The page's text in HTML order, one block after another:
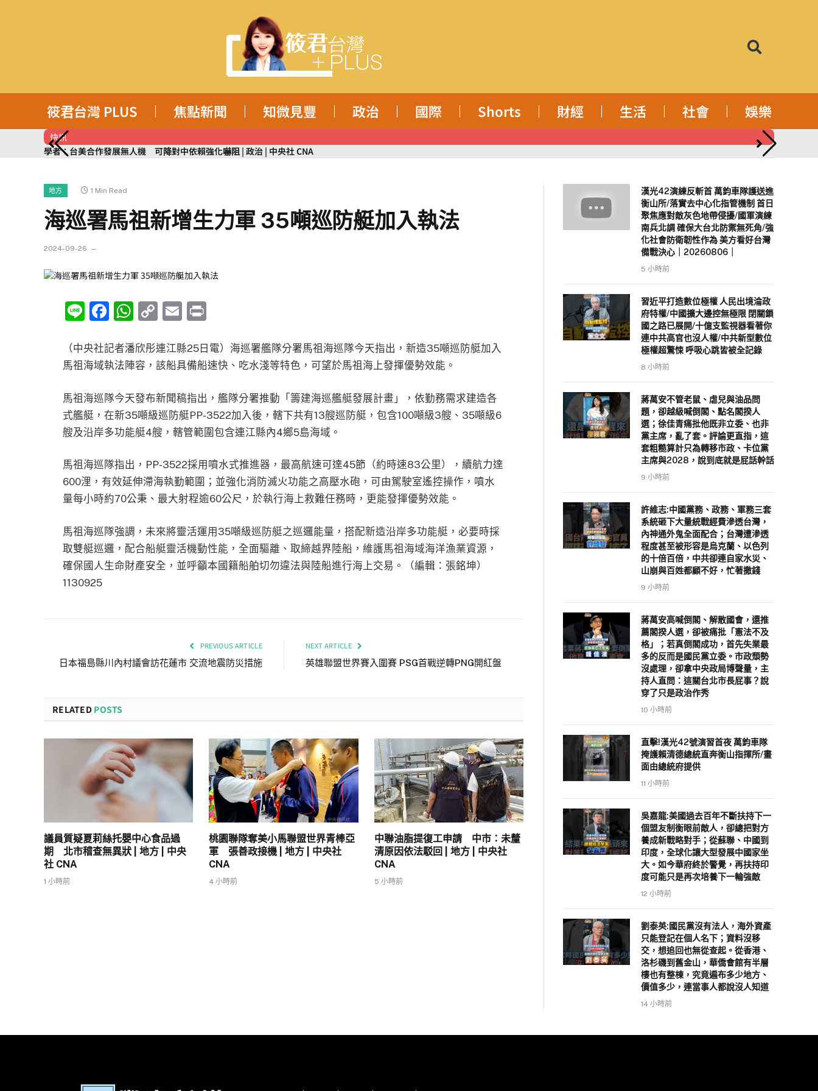
筱君台灣 PLUS 焦點新聞 知微見豐 政治 國際 Shorts 財經 生活 社會 娛樂
快訊
學者：台美合作發展無人機 可降對中依賴強化嚇阻 | 政治 | 中央社 CNA
地方 1 Min Read
海巡署馬祖新增生力軍 35噸巡防艇加入執法
2024-09-26
LineFacebook
WhatsApp
CopyEmail
（中央社記者潘欣彤連江縣25日電）海巡署艦隊分署馬祖海巡隊今天指出，新造35噸巡防艇加入
馬祖海域執法陣容，該船具備船速快、吃水淺等特色，可望於馬祖海上發揮優勢效能。
馬祖海巡隊今天發布新聞稿指出，艦隊分署推動「籌建海巡艦艇發展計畫」，依勤務需求建造各
式艦艇，在新35噸級巡防艇PP-3522加入後，轄下共有13艘巡防艇，包含100噸級3艘、35噸級6
艘及沿岸多功能艇4艘，轄管範圍包含連江縣內4鄉5島海域。
馬祖海巡隊指出，PP-3522採用噴水式推進器，最高航速可達45節（約時速83公里），續航力達
600浬，有效延伸滯海執勤範圍；並強化消防滅火功能之高壓水砲，可由駕駛室遙控操作，噴水
量每小時約70公秉、最大射程逾60公尺，於執行海上救難任務時，更能發揮優勢效能。
馬祖海巡隊強調，未來將靈活運用35噸級巡防艇之巡邏能量，搭配新造沿岸多功能艇，必要時採
取雙艇巡邏，配合船艇靈活機動性能，全面驅離、取締越界陸船，維護馬祖海域海洋漁業資源，
確保國人生命財產安全，並呼籲本國籍船舶切勿違法與陸船進行海上交易。（編輯：張銘坤）
1130925
PREVIOUS ARTICLE
日本福島縣川內村議會訪花蓮市 交流地震防災措施
NEXT ARTICLE
英雄聯盟世界賽入圍賽 PSG首戰逆轉PNG開紅盤
RELATED POSTS
議員質疑夏莉絲托嬰中心食品過
期 北市稽查無異狀 | 地方 | 中央
社 CNA
1 小時前
桃園聯隊奪美小馬聯盟世界青棒亞
軍 張善政接機 | 地方 | 中央社
CNA
4 小時前
中聯油脂提復工申請 中市：未釐
清原因依法駁回 | 地方 | 中央社
CNA
5 小時前
漢光42演練反斬首 萬鈞車隊護送進
衡山所/落實去中心化指管機制 首日
聚焦應對敵灰色地帶侵擾/國軍演練
南兵北調 確保大台北防禦無死角/強
化社會防衛韌性作為 美方看好台灣
備戰決心｜20260806｜
5 小時前
習近平打造數位極權 人民出境淪政
府特權/中國擴大邊控無極限 閉關鎖
國之路已展開/十億支監視器看著你
連中共高官也沒人權/中共新型數位
極權超驚悚 呼吸心跳皆被全記錄
8 小時前
蔣萬安不管老鼠、虐兒與油品問
題，卻越級喊倒閣、點名閣揆人
選；徐佳青痛批他既非立委、也非
黨主席，亂了套。評論更直指，這
套粗糙算計只為轉移市政、卡位黨
主席與2028，說到底就是屁話幹話
9 小時前
許維志:中國黨務、政務、軍務三套
系統砸下大量統戰經費滲透台灣，
內神通外鬼全面配合；台灣遭滲透
程度甚至被形容是烏克蘭、以色列
的十倍百倍，中共卻連自家水災、
山崩與百姓都顧不好，忙著撒錢
9 小時前
蔣萬安高喊倒閣、解散國會，還推
薦閣揆人選，卻被痛批「憲法不及
格」；若真倒閣成功，首先失業最
多的反而是國民黨立委。市政頹勢
沒處理，卻拿中央政局博聲量，主
持人直問：這關台北市長屁事？說
穿了只是政治作秀
10 小時前
直擊!漢光42號演習首夜 萬鈞車隊
掩護賴清德總統直奔衡山指揮所/畫
面由總統府提供
11 小時前
吳嘉龍:美國過去百年不斷扶持下一
個盟友制衡眼前敵人，卻總把對方
養成新戰略對手；從蘇聯、中國到
印度，全球化讓大型發展中國家坐
大。如今華府終於警覺，再扶持印
度可能只是再次培養下一輪強敵
12 小時前
劉泰英:國民黨沒有法人，海外資產
只能登記在個人名下；資料沒移
交，想追回也無從查起。從香港、
洛杉磯到舊金山，華僑會館有半層
樓也有整棟，究竟遍布多少地方、
價值多少，連當事人都說沒人知道
14 小時前